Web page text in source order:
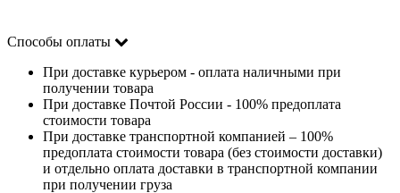
Способы оплаты
При доставке курьером - оплата наличными при
получении товара
При доставке Почтой России - 100% предоплата
стоимости товара
При доставке транспортной компанией – 100%
предоплата стоимости товара (без стоимости доставки)
и отдельно оплата доставки в транспортной компании
при получении груза